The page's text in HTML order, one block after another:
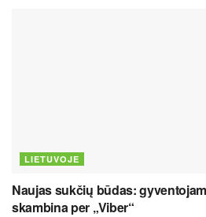
LIETUVOJE
Naujas sukčių būdas:
skambina per „Viber“